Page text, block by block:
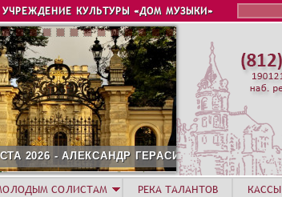
КУЛЬТУРЫ «ДОМ МУЗЫКИ»
ГЕРАСИМОВ
СОЛИСТАМ РЕКА ТАЛАНТОВ
КАССЫ